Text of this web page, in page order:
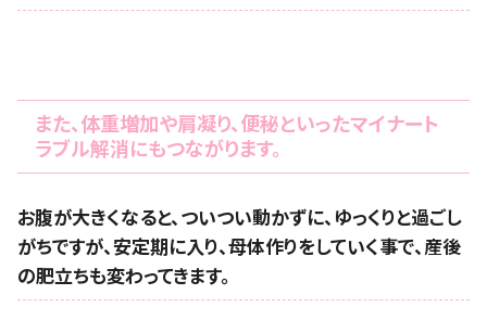
また、体重増加や肩凝り、便秘といったマイナート
ラブル解消にもつながります。
お腹が大きくなると、ついつい動かずに、ゆっくりと過ごし
がちですが、安定期に入り、母体作りをしていく事で、産後
の肥立ちも変わってきます。